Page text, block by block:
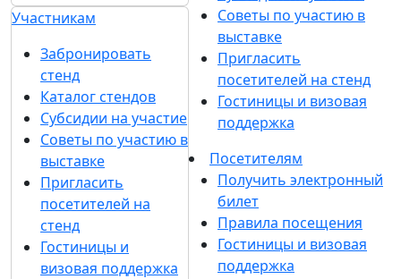
Участникам
Забронировать
стенд
Каталог стендов
Субсидии на участие
Советы по участию в
выставке
Пригласить
посетителей на
стенд
Гостиницы и
визовая поддержка
Советы по участию в
выставке
Пригласить
посетителей на стенд
Гостиницы и визовая
поддержка
Посетителям
Получить электронный
билет
Правила посещения
Гостиницы и визовая
поддержка